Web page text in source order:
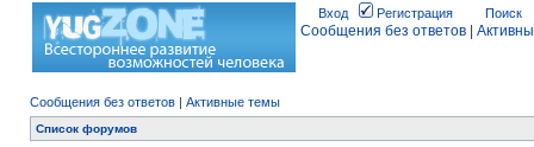
Вход Регистрация Поиск
Сообщения без ответов
Сообщения без ответов | Активные темы
Список форумов